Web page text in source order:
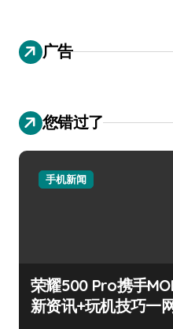
广告
您错过了
手机新闻
荣耀500 Pro携手
新资讯+玩机技巧一